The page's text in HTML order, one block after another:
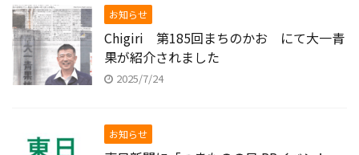
お知らせ
Chigiri 第185回まちのかお にて大一青
果が紹介されました
2025/7/24
お知らせ